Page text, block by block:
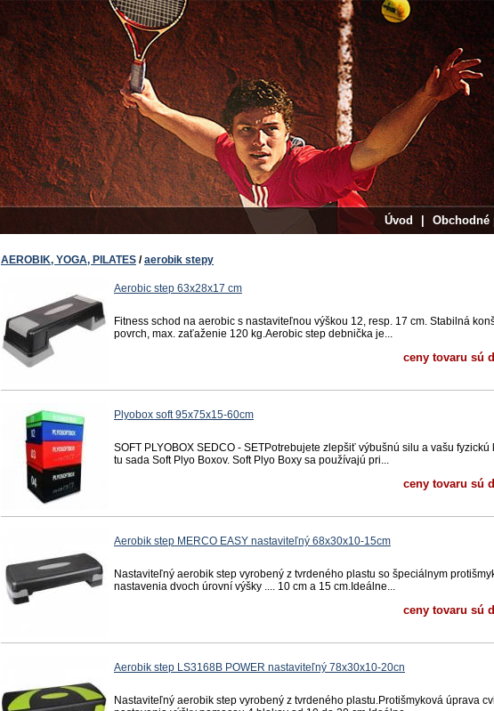
Úvod Obchodné
AEROBIK, YOGA, PILATES /aerobik stepy
Aerobic step 63x28x17 cm
Fitness schod na aerobic s nastaviteľnou výškou 12, resp. 17 cm. Stabilná
povrch, max. zaťaženie 120 kg.Aerobic step debnička je...
ceny tovaru sú
Plyobox soft 95x75x15-60cm
SOFT PLYOBOX SEDCO - SETPotrebujete zlepšiť výbušnú silu a vašu
tu sada Soft Plyo Boxov. Soft Plyo Boxy sa používajú pri...
ceny tovaru sú
Aerobik step MERCO EASY nastaviteľný 68x30x10-15cm
Nastaviteľný aerobik step vyrobený z tvrdeného plastu so špeciálnym
nastavenia dvoch úrovní výšky .... 10 cm a 15 cm.Ideálne...
ceny tovaru sú
Aerobik step LS3168B POWER nastaviteľný 78x30x10-20cn
Nastaviteľný aerobik step vyrobený z tvrdeného plastu.Protišmyková úprava